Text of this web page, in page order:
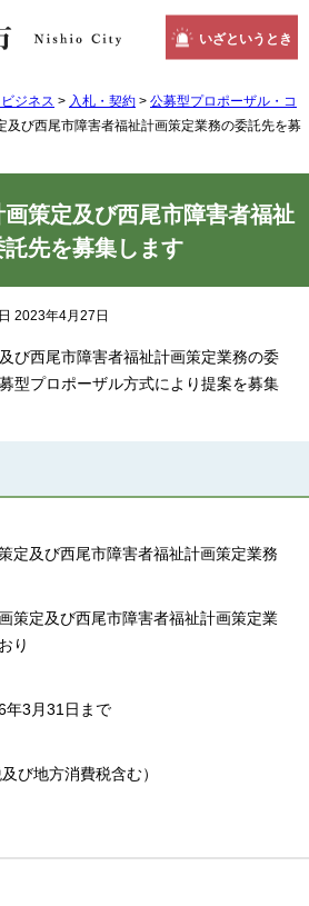
いざというとき
ジネス > 入札・契約 > 公募型プロポーザル・コ
及び西尾市障害者福祉計画策定業務の委託先を募
策定及び西尾市障害者福祉
先を募集します
2023年4月27日
び西尾市障害者福祉計画策定業務の委
型プロポーザル方式により提案を募集
定及び西尾市障害者福祉計画策定業務
策定及び西尾市障害者福祉計画策定業
り
年3月31日まで
び地方消費税含む）